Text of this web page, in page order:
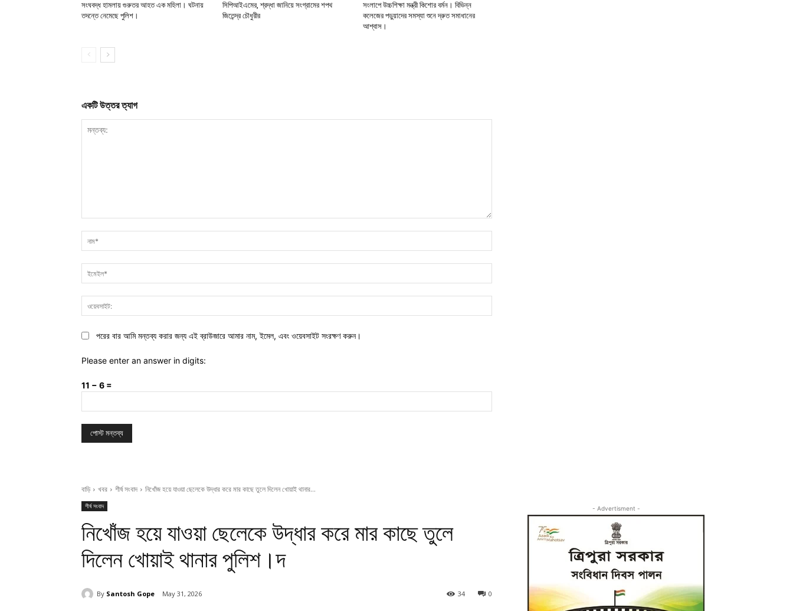
সংঘবদ্ধ হামলায় গুরুতর আহত এক মহিলা। ঘটনায়
তদন্তে নেমেছে পুলিশ।
সিপিআইএমের, শ্রদ্ধা জানিয়ে সংগ্রামের শপথ
জিতেন্দ্র চৌধুরীর
সংলাপে উচ্চশিক্ষা মন্ত্রী কিশোর বর্মন। বিভিন্ন
কলেজের পড়ুয়াদের সমস্যা শুনে দ্রুত সমাধানের
আশ্বাস।
একটি উত্তর ত্যাগ
পরের বার আমি মন্তব্য করার জন্য এই ব্রাউজারে আমার নাম, ইমেল, এবং ওয়েবসাইট সংরক্ষণ করুন।
Please enter an answer in digits:
11 − 6 =